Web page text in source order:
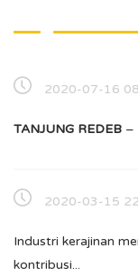
2020-07-16
TANJUNG REDEB –
2020-03-15
Industri kerajinan
kontribusi...